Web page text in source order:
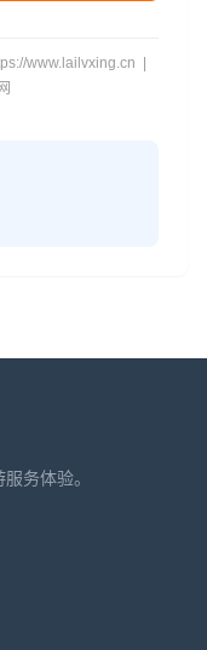
www.lailvxing.cn |
务体验。